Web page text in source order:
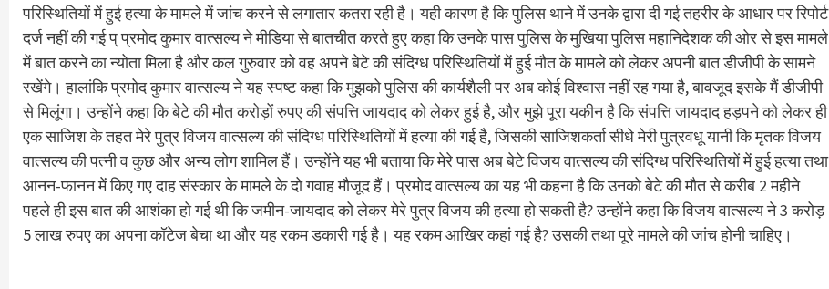
परिस्थितियों में हुई हत्या के मामले में जांच करने से लगातार कतरा रही है। यही कारण है कि पुलिस थाने में उनके द्वारा दी गई तहरीर के आधार पर रिपोर्ट
दर्ज नहीं की गई प् प्रमोद कुमार वात्सल्य ने मीडिया से बातचीत करते हुए कहा कि उनके पास पुलिस के मुखिया पुलिस महानिदेशक की ओर से इस मामले
में बात करने का न्योता मिला है और कल गुरुवार को वह अपने बेटे की संदिग्ध परिस्थितियों में हुई मौत के मामले को लेकर अपनी बात डीजीपी के सामने
रखेंगे। हालांकि प्रमोद कुमार वात्सल्य ने यह स्पष्ट कहा कि मुझको पुलिस की कार्यशैली पर अब कोई विश्वास नहीं रह गया है, बावजूद इसके मैं डीजीपी
से मिलूंगा। उन्होंने कहा कि बेटे की मौत करोड़ों रुपए की संपत्ति जायदाद को लेकर हुई है, और मुझे पूरा यकीन है कि संपत्ति जायदाद हड़पने को लेकर ही
एक साजिश के तहत मेरे पुत्र विजय वात्सल्य की संदिग्ध परिस्थितियों में हत्या की गई है, जिसकी साजिशकर्ता सीधे मेरी पुत्रवधू यानी कि मृतक विजय
वात्सल्य की पत्नी व कुछ और अन्य लोग शामिल हैं। उन्होंने यह भी बताया कि मेरे पास अब बेटे विजय वात्सल्य की संदिग्ध परिस्थितियों में हुई हत्या तथा
आनन-फानन में किए गए दाह संस्कार के मामले के दो गवाह मौजूद हैं। प्रमोद वात्सल्य का यह भी कहना है कि उनको बेटे की मौत से करीब 2 महीने
पहले ही इस बात की आशंका हो गई थी कि जमीन-जायदाद को लेकर मेरे पुत्र विजय की हत्या हो सकती है? उन्होंने कहा कि विजय वात्सल्य ने 3 करोड़
5 लाख रुपए का अपना कॉटेज बेचा था और यह रकम डकारी गई है। यह रकम आखिर कहां गई है? उसकी तथा पूरे मामले की जांच होनी चाहिए।